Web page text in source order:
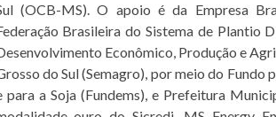
(OCB-MS). O apoio é da Empresa
Brasileira do Sistema de Plantio
Econômico, Produção e
do Sul (Semagro), por meio do
para a Soja (Fundems), e Prefeitura